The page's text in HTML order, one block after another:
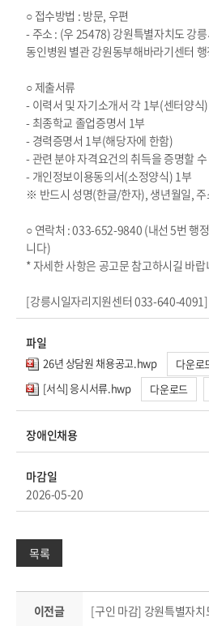
○ 접수방법 : 방문, 우편
- 주소 : (우 25478) 강원특별자치도 강
동인병원 별관 강원동부해바라기센터
○ 제출서류
- 이력서 및 자기소개서 각 1부(센터양식)
- 최종학교 졸업증명서 1부
- 경력증명서 1부(해당자에 한함)
- 관련 분야 자격요건의 취득을 증명할
- 개인정보이용동의서(소정양식) 1부
※ 반드시 성명(한글/한자), 생년월일, 주
○ 연락처 : 033-652-9840 (내선 5번 행
니다)
* 자세한 사항은 공고문 참고하시길 바랍
[강릉시일자리지원센터 033-640-4091]
파일
26년 상담원 채용공고.hwp 다운로
[서식] 응시서류.hwp
다운로드
장애인채용
마감일
2026-05-20
목록
이전글